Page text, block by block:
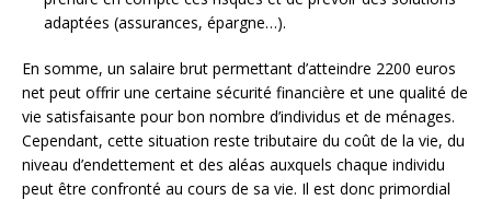
adaptées (assurances, épargne…).
En somme, un salaire brut permettant d’atteindre 2200 euros
net peut offrir une certaine sécurité financière et une qualité de
vie satisfaisante pour bon nombre d’individus et de ménages.
Cependant, cette situation reste tributaire du coût de la vie, du
niveau d’endettement et des aléas auxquels chaque individu
peut être confronté au cours de sa vie. Il est donc primordial